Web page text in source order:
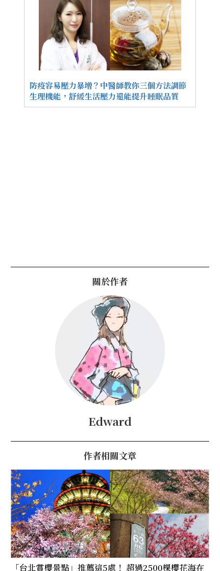
防疫容易壓力暴增？中醫師教你三個方法調節
生理機能，舒緩生活壓力還能提升睡眠品質
關於作者
Edward
作者相關文章
「台北賞櫻景點」推薦這5處！ 超過2500棵櫻花海在